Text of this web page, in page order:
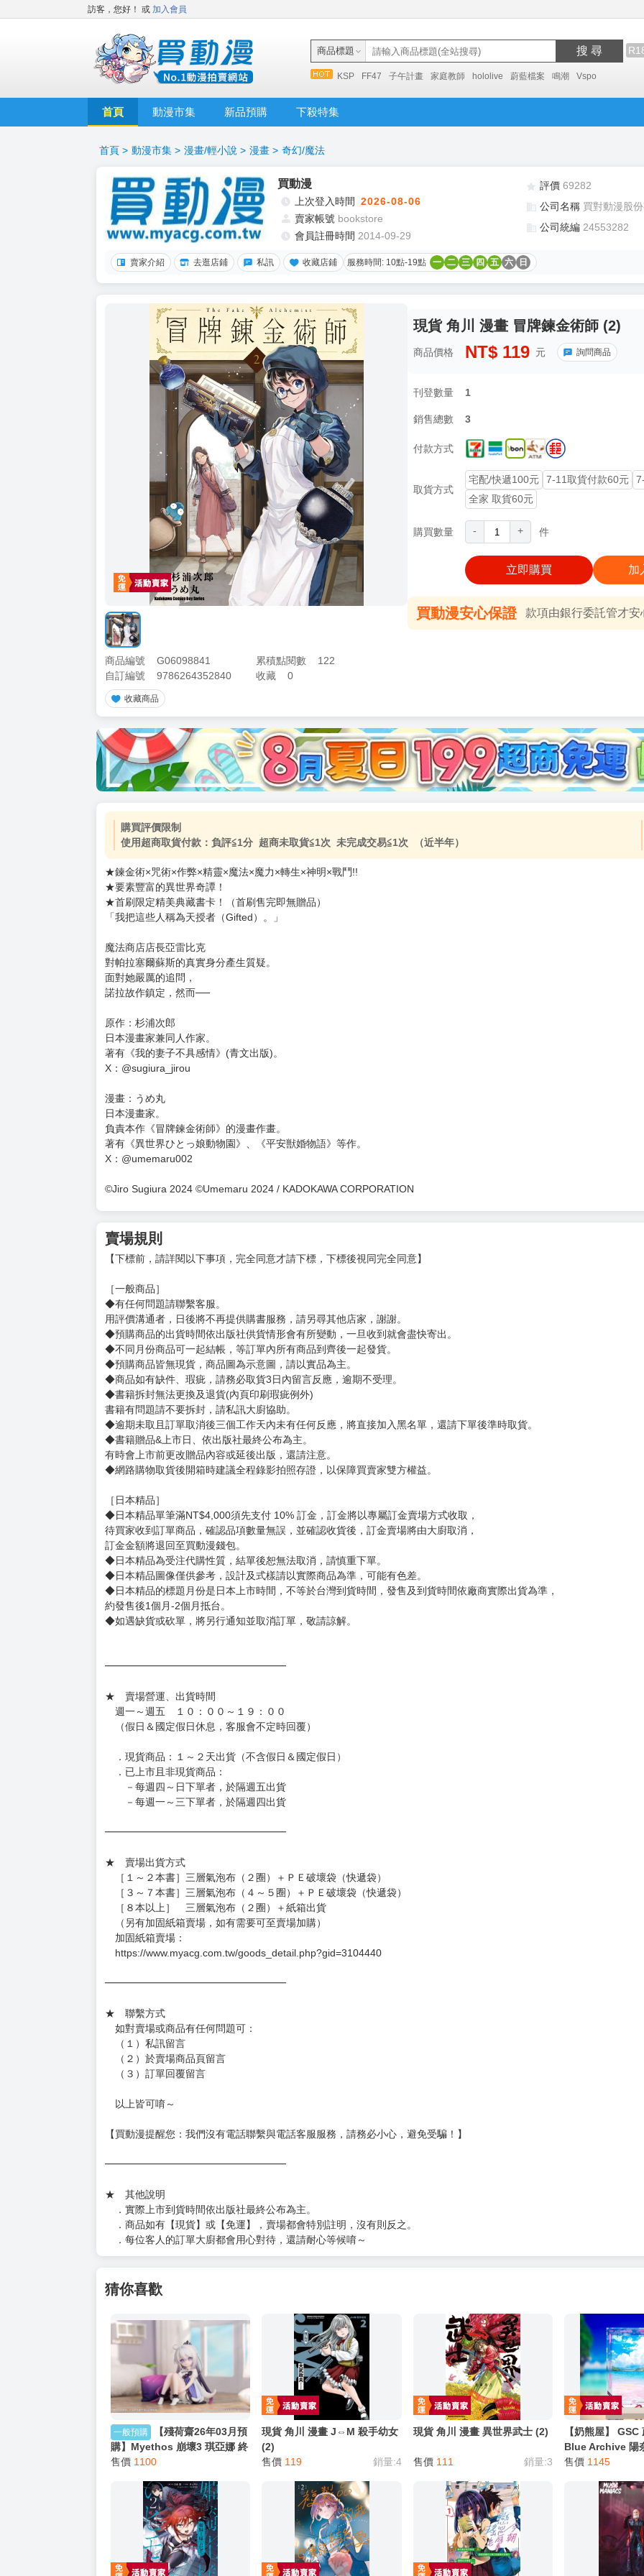
訪客，您好！ 或 加入會員
商品標題 搜 尋
KSP FF47 子午計畫 家庭教師 hololive 蔚藍檔案 鳴潮 Vspo
首頁 動漫市集 新品預購 下殺特集
首頁 > 動漫市集 > 漫畫/輕小說 > 漫畫 > 奇幻/魔法
買動漫
上次登入時間 2026-08-06
賣家帳號 bookstore
會員註冊時間 2014-09-29
評價 69282
公司名稱 買對動漫股
公司統編 24553282
賣家介紹 去逛店鋪 私訊 收藏店鋪 服務時間: 10點-19點 一 二 三 四 五 六 日
商品編號 G06098841 累積點閱數
122
自訂編號
9786264352840 收藏 0
收藏商品
現貨 角川 漫畫 冒牌鍊金術師 (2)
商品價格 NT$ 119 元 詢問商品
刊登數量 1
銷售總數 3
付款方式
取貨方式
宅配/快遞100元 7-11取貨付款60元
全家 取貨60元
購買數量 - + 件
立即購買 加
買動漫安心保證 款項由銀行委託管才安
加價購 ( 共
(加購品) 買動漫★《$15元-加固紙箱包裝》
-
+
購買評價限制
使用超商取貨付款：負評≦1分 超商未取貨≦1次 未完成交易≦1次 （近半年）
★鍊金術×咒術×作弊×精靈×魔法×魔力×轉生×神明×戰鬥!!
★要素豐富的異世界奇譚！
★首刷限定精美典藏書卡！（首刷售完即無贈品）
「我把這些人稱為天授者（Gifted）。」
魔法商店店長亞雷比克
對帕拉塞爾蘇斯的真實身分產生質疑。
面對她嚴厲的追問，
諾拉故作鎮定，然而──
日本漫畫家兼同人作家。
X：@sugiura_jirou
漫畫：うめ丸
日本漫畫家。
著有《異世界ひとっ娘動物園》、《平安獣婚物語》等作。
X：@umemaru002
©Jiro Sugiura 2024 ©Umemaru 2024 / KADOKAWA CORPORATION
賣場規則
【下標前，請詳閱以下事項，完全同意才請下標，下標後視同完全同意】
［一般商品］
◆有任何問題請聯繫客服。
用評價溝通者，日後將不再提供購書服務，請另尋其他店家，謝謝。
◆不同月份商品可一起結帳，等訂單內所有商品到齊後一起發貨。
◆預購商品皆無現貨，商品圖為示意圖，請以實品為主。
◆商品如有缺件、瑕疵，請務必取貨3日內留言反應，逾期不受理。
◆書籍拆封無法更換及退貨(內頁印刷瑕疵例外)
書籍有問題請不要拆封，請私訊大廚協助。
◆逾期未取且訂單取消後三個工作天內未有任何反應，將直接加入黑名單，還請下單後準時取貨。
◆書籍贈品&上市日、依出版社最終公布為主。
有時會上市前更改贈品內容或延後出版，還請注意。
◆網路購物取貨後開箱時建議全程錄影拍照存證，以保障買賣家雙方權益。
訂金金額將退回至買動漫錢包。
◆日本精品為受注代購性質，結單後恕無法取消，請慎重下單。
◆日本精品圖像僅供參考，設計及式樣請以實際商品為準，可能有色差。
約發售後1個月-2個月抵台。
◆如遇缺貨或砍單，將另行通知並取消訂單，敬請諒解。
週一～週五 １０：００～１９：００
（假日＆國定假日休息，客服會不定時回覆）
．現貨商品：１～２天出貨（不含假日＆國定假日）
．已上市且非現貨商品：
－每週四～日下單者，於隔週五出貨
－每週一～三下單者，於隔週四出貨
★ 賣場出貨方式
［１～２本書］三層氣泡布（２圈）＋ＰＥ破壞袋（快遞袋）
［３～７本書］三層氣泡布（４～５圈）＋ＰＥ破壞袋（快遞袋）
［８本以上］ 三層氣泡布（２圈）＋紙箱出貨
（另有加固紙箱賣場，如有需要可至賣場加購）
https://www.myacg.com.tw/goods_detail.php?gid=3104440
━━━━━━━━━━━━━━━━━━
（１）私訊留言
（２）於賣場商品頁留言
（３）訂單回覆留言
【買動漫提醒您：我們沒有電話聯繫與電話客服服務，請務必小心，避免受騙！】
★ 其他說明
．實際上市到貨時間依出版社最終公布為主。
．商品如有【現貨】或【免運】，賣場都會特別註明，沒有則反之。
．每位客人的訂單大廚都會用心對待，還請耐心等候唷～
猜你喜歡